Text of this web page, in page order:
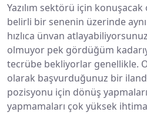
Yazılım sektörü için
belirli bir senenin üzerinde aynı
hızlıca ünvan
olmuyor pek gördüğüm
tecrübe bekliyorlar genellikle.
olarak başvurduğunuz bir
pozisyonu için dönüş
yapmamaları çok yüksek